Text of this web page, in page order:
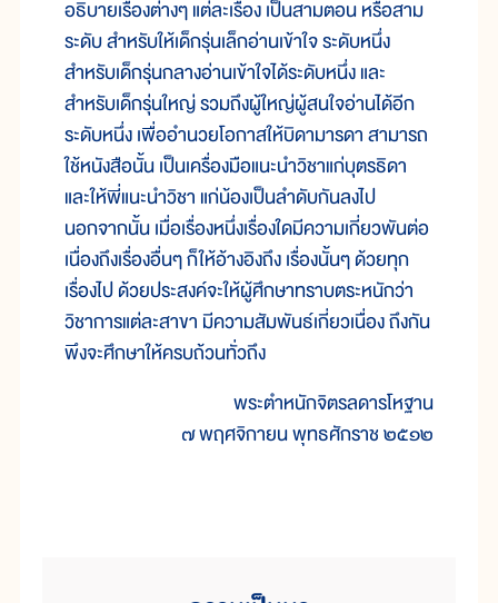
อธิบายเรื่องต่างๆ แต่ละเรื่อง เป็นสามตอน หรือสาม
ระดับ สำหรับให้เด็กรุ่นเล็กอ่านเข้าใจ ระดับหนึ่ง
สำหรับเด็กรุ่นกลางอ่านเข้าใจได้ระดับหนึ่ง และ
สำหรับเด็กรุ่นใหญ่ รวมถึงผู้ใหญ่ผู้สนใจอ่านได้อีก
ระดับหนึ่ง เพื่ออำนวยโอกาสให้บิดามารดา สามารถ
ใช้หนังสือนั้น เป็นเครื่องมือแนะนำวิชาแก่บุตรธิดา
และให้พี่แนะนำวิชา แก่น้องเป็นลำดับกันลงไป
นอกจากนั้น เมื่อเรื่องหนึ่งเรื่องใดมีความเกี่ยวพันต่อ
เนื่องถึงเรื่องอื่นๆ ก็ให้อ้างอิงถึง เรื่องนั้นๆ ด้วยทุก
เรื่องไป ด้วยประสงค์จะให้ผู้ศึกษาทราบตระหนักว่า
วิชาการแต่ละสาขา มีความสัมพันธ์เกี่ยวเนื่อง ถึงกัน
พึงจะศึกษาให้ครบถ้วนทั่วถึง
พระตำหนักจิตรลดารโหฐาน
๗ พฤศจิกายน พุทธศักราช ๒๕๑๒